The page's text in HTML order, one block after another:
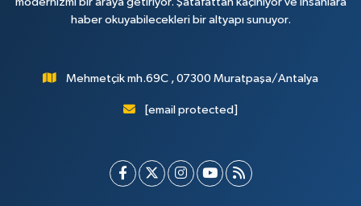
haber okuyabilecekleri bir altyapı sunuyor.
Mehmetçik mh.69C , 07300 Muratpaşa/Antalya
[email protected]